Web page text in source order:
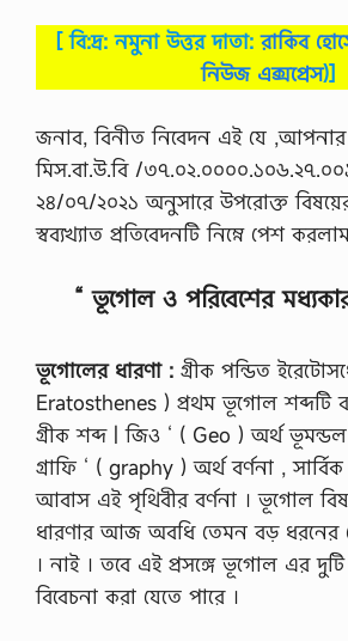
[ বি:দ্র: নমুনা উত্তর দাতা:রাকিব
নিউজ এক্সপ্রেস)]
জনাব, বিনীত নিবেদন এই যে
মিস.বা.উ.বি /
২৪/০৭/২০২১ অনুসারে উপরোক্ত
স্বব্যখ্যাত প্রতিবেদনটি নিম্নে পেশ
“ ভূগােল ও পরিবেশের
ভূগােলের ধারণা : গ্রীক পন্ডিত
Eratosthenes ) প্রথম ভূগােল শব্দটি
গ্রীক শব্দ | জিও ‘ ( Geo ) অর্থ
গ্রাফি ‘ ( graphy ) অর্থ বর্ণনা ,
আবাস এই পৃথিবীর বর্ণনা । ভূগােল
ধারণার আজ অবধি তেমন বড় ধরনের
। নাই । তবে এই প্রসঙ্গে ভূগােল এর
বিবেচনা করা যেতে পারে ।